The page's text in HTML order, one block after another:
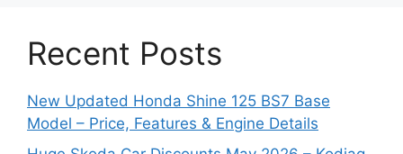
Recent Posts
New Updated Honda Shine 125 BS7 Base
Model – Price, Features & Engine Details